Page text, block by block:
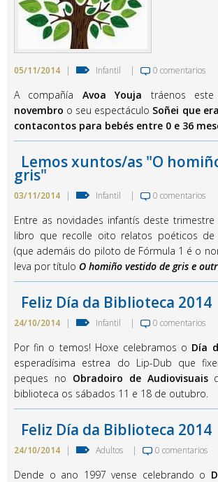
05/11/2014 | Infantil | 0 comentarios
A compañía Avoa Youja tráenos este
novembro o seu espectáculo Soñei que
contacontos para bebés entre 0 e 36
Lemos xuntos/as "O
gris"
03/11/2014 | Infantil | 0 comentarios
Entre as novidades infantís deste
libro que recolle oito relatos poéticos de
(que ademáis do piloto de Fórmula 1 é o
leva por título O homiño vestido de gris e
Feliz Día da Biblioteca 2014
24/10/2014 | Infantil | 0 comentarios
Por fin o temos! Hoxe celebramos o Día
esperadísima estrea do Lip-Dub que
peques no Obradoiro de Audiovisuais
biblioteca os sábados 11 e 18 de outubro.
Feliz Día da Biblioteca 2014
24/10/2014 | Adultos | 0 comentarios
Dende o ano 1997 vense celebrando o